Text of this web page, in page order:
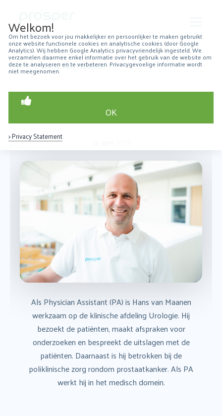
Welkom!
Om het bezoek voor jou makkelijker en persoonlijker te maken gebruikt
onze website functionele cookies en analytische cookies (door Google
Analytics). Wij hebben Google Analytics privacyvriendelijk ingesteld. We
verzamelen daarmee enkel informatie over het gebruik van de website om
deze te analyseren en te verbeteren. Privacygevoelige informatie wordt
niet meegenomen.
OK
> Privacy Statement
Over Prosper
Over prostaatkanker
Patiëntervaringen
Nieuws
Contact
Zoeken
Koploperziekenhuis Veelgestelde vragen
Home→Hans van Maanen
Hans van Maanen
Als Physician Assistant (PA) is Hans van Maanen
werkzaam op de klinische afdeling Urologie. Hij
bezoekt de patiënten, maakt afspraken voor
onderzoeken en bespreekt de uitslagen met de
patiënten. Daarnaast is hij betrokken bij de
poliklinische zorg rondom prostaatkanker. Als PA
werkt hij in het medisch domein.